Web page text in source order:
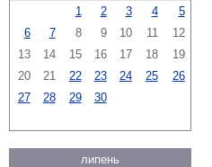
1
2 3 4
5
6
7 8 9 10 11
12
13
14 15 16 17 18
19
20
21 22 23 24 25
26
27
28 29 30
липень